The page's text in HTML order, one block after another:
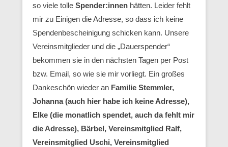
so viele tolle Spender:innen hätten. Leider fehlt
mir zu Einigen die Adresse, so dass ich keine
Spendenbescheinigung schicken kann. Unsere
Vereinsmitglieder und die „Dauerspender“
bekommen sie in den nächsten Tagen per Post
bzw. Email, so wie sie mir vorliegt. Ein großes
Dankeschön wieder an Familie Stemmler,
Johanna (auch hier habe ich keine Adresse),
Elke (die monatlich spendet, auch da fehlt mir
die Adresse), Bärbel, Vereinsmitglied Ralf,
Vereinsmitglied Uschi, Vereinsmitglied